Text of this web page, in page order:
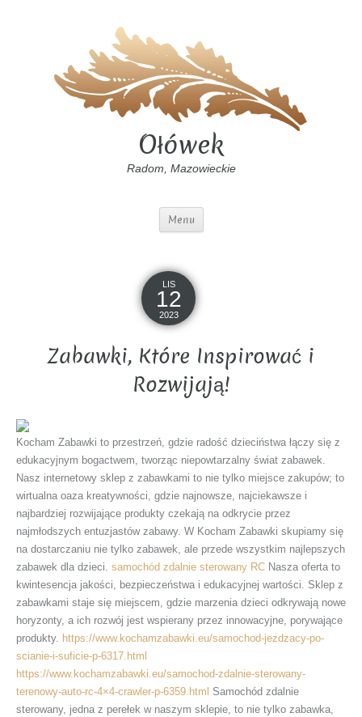
Ołówek
Radom, Mazowieckie
Menu
LIS
12
2023
Zabawki, Które Inspirować i
Rozwijają!
Kocham Zabawki to przestrzeń, gdzie radość dzieciństwa łączy się z
edukacyjnym bogactwem, tworząc niepowtarzalny świat zabawek.
Nasz internetowy sklep z zabawkami to nie tylko miejsce zakupów; to
wirtualna oaza kreatywności, gdzie najnowsze, najciekawsze i
najbardziej rozwijające produkty czekają na odkrycie przez
najmłodszych entuzjastów zabawy. W Kocham Zabawki skupiamy się
na dostarczaniu nie tylko zabawek, ale przede wszystkim najlepszych
zabawek dla dzieci. samochód zdalnie sterowany RC Nasza oferta to
kwintesencja jakości, bezpieczeństwa i edukacyjnej wartości. Sklep z
zabawkami staje się miejscem, gdzie marzenia dzieci odkrywają nowe
horyzonty, a ich rozwój jest wspierany przez innowacyjne, porywające
produkty. https://www.kochamzabawki.eu/samochod-jezdzacy-po-
scianie-i-suficie-p-6317.html
https://www.kochamzabawki.eu/samochod-zdalnie-sterowany-
terenowy-auto-rc-4×4-crawler-p-6359.html Samochód zdalnie
sterowany, jedna z perełek w naszym sklepie, to nie tylko zabawka,